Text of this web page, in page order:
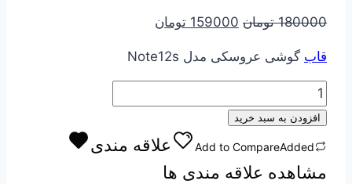
180000 تومان قیمت
180000 تومان
بود.
159000 تومان
است.
قاب گوشی عروسکی مدل Note12s
قاب
گوشی
مدل
Note12s
افزودن به سبد خرید
Add to CompareAdded
علاقه مندی
مشاهده علاقه مندی ها